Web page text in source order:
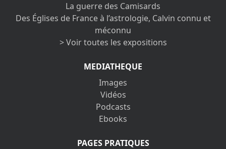
La guerre des Camisards
Des Églises de France à l’astrologie, Calvin connu et
méconnu
> Voir toutes les expositions
MEDIATHEQUE
Images
Vidéos
Podcasts
Ebooks
PAGES PRATIQUES